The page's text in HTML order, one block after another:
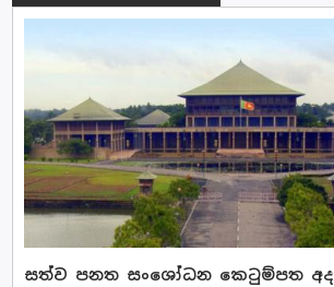
සත්ව පනත සංශෝධන කෙටුම්පත අද